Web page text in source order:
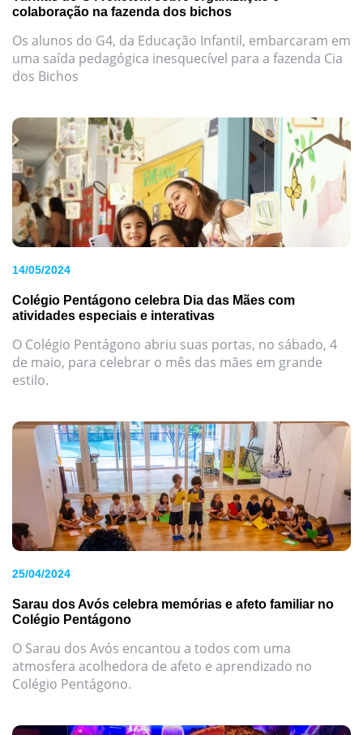
colaboração na fazenda dos bichos
Os alunos do G4, da Educação Infantil, embarcaram em
uma saída pedagógica inesquecível para a fazenda Cia
dos Bichos
14/05/2024
Colégio Pentágono celebra Dia das Mães com
atividades especiais e interativas
O Colégio Pentágono abriu suas portas, no sábado, 4
de maio, para celebrar o mês das mães em grande
estilo.
25/04/2024
Sarau dos Avós celebra memórias e afeto familiar no
Colégio Pentágono
O Sarau dos Avós encantou a todos com uma
atmosfera acolhedora de afeto e aprendizado no
Colégio Pentágono.